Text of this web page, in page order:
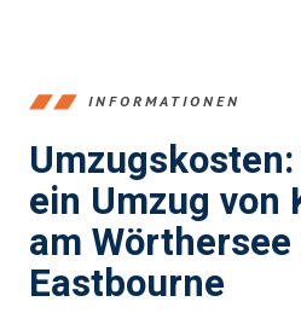
INFORMATIONEN
ein Umzug
am
Eastbourne